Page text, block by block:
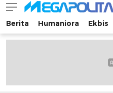
Megapolitan.co
Menyajikan berita-
Berita Humaniora Ekbis